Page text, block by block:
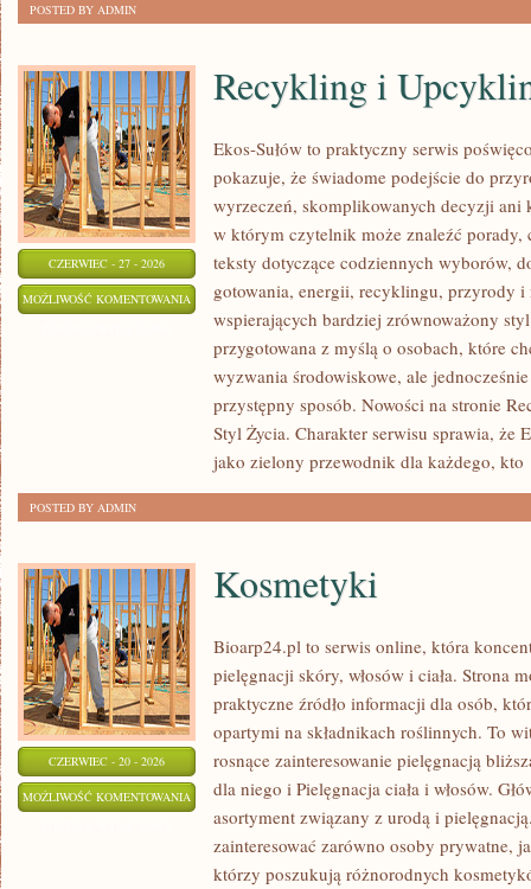
POSTED BY ADMIN
CZERWIEC - 27 - 2026
MOŻLIWOŚĆ KOMENTOWANIA RECYKLING
UPCYKLING
Recykling i
Ekos-Sułów to praktyczny serwis
pokazuje, że świadome podejście do
wyrzeczeń, skomplikowanych decyzji ani
w którym czytelnik może znaleźć porady,
teksty dotyczące codziennych wyborów,
gotowania, energii, recyklingu, przyrody i
wspierających bardziej zrównoważony styl
przygotowana z myślą o osobach, które
wyzwania środowiskowe, ale
przystępny sposób. Nowości na stronie
Styl Życia. Charakter serwisu sprawia, że
jako zielony przewodnik dla każdego, kto
POSTED BY ADMIN
CZERWIEC - 20 - 2026
MOŻLIWOŚĆ KOMENTOWANIA KOSMETYKI
Kosmetyki
Bioarp24.pl to serwis online, która
pielęgnacji skóry, włosów i ciała. Strona
praktyczne źródło informacji dla osób,
opartymi na składnikach roślinnych. To
rosnące zainteresowanie pielęgnacją
dla niego i Pielęgnacja ciała i włosów.
asortyment związany z urodą i
zainteresować zarówno osoby prywatne,
którzy poszukują różnorodnych